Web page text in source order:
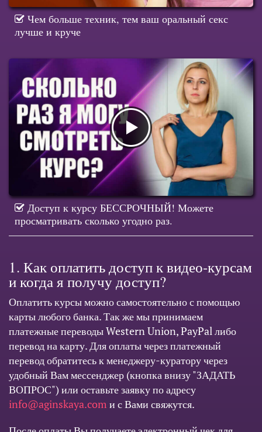
Чем больше техник, тем ваш оральный секс
лучше и круче
Доступ к курсу БЕССРОЧНЫЙ! Можете
просматривать сколько угодно раз.
1. Как оплатить доступ к видео-курсам
и когда я получу доступ?
Оплатить курсы можно самостоятельно с помощью
карты любого банка. Так же мы принимаем
платежные переводы Western Union, PayPal либо
перевод на карту. Для оплаты через платежный
перевод обратитесь к менеджеру-куратору через
удобный Вам мессенджер (кнопка внизу "ЗАДАТЬ
ВОПРОС") или оставьте заявку по адресу
info@aginskaya.com и с Вами свяжутся.